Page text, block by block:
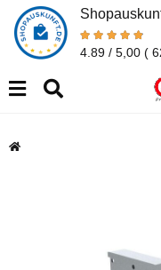
4.89 / 5,00 (